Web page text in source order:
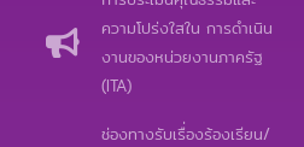
e p
e
ความโปร่งใสใน การดำเนิน
งานของหน่วยงานภาครัฐ
(ITA)
ช่องทางรับเรื่องร้องเรียน/